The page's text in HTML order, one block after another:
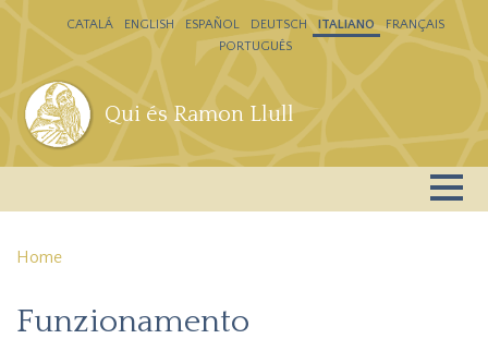
Salta al contenuto principale
Qui és Ramon Llull
CATALÁ ENGLISH ESPAÑOL DEUTSCH ITALIANO
FRANÇAIS
PORTUGUÊS
Home
Funzionamento